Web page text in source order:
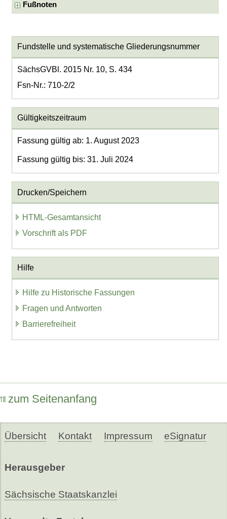
Fußnoten
Fundstelle und systematische Gliederungsnummer
SächsGVBl. 2015 Nr. 10, S. 434
Fsn-Nr.: 710-2/2
Gültigkeitszeitraum
Fassung gültig ab: 1. August 2023
Fassung gültig bis: 31. Juli 2024
Drucken/Speichern
HTML-Gesamtansicht
Vorschrift als PDF
Hilfe
Hilfe zu Historische Fassungen
Fragen und Antworten
Barrierefreiheit
zum Seitenanfang
Übersicht Kontakt Impressum eSignatur
Herausgeber
Sächsische Staatskanzlei